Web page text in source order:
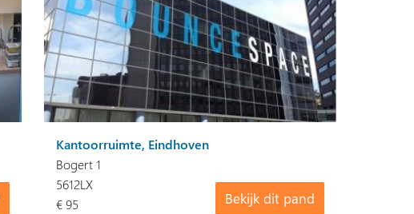
Kantoorruimte, Eindhoven
Bogert 1
Bekijk dit pand
5612LX
€ 95